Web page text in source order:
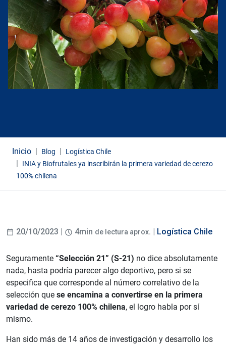
Inicio Blog
Logística Chile
INIA y Biofrutales ya inscribirán la primera variedad de cerezo
100% chilena
20/10/2023 | 4min de lectura aprox. | Logística Chile
Seguramente “Selección 21” (S-21) no dice absolutamente
nada, hasta podría parecer algo deportivo, pero si se
especifica que corresponde al número correlativo de la
selección que se encamina a convertirse en la primera
variedad de cerezo 100% chilena, el logro habla por sí
mismo.
Han sido más de 14 años de investigación y desarrollo los